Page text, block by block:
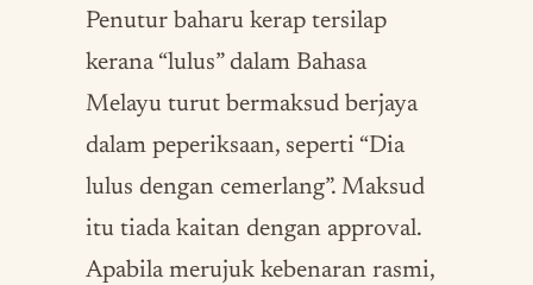
Penutur baharu kerap tersilap
kerana “lulus” dalam Bahasa
Melayu turut bermaksud berjaya
dalam peperiksaan, seperti “Dia
lulus dengan cemerlang”. Maksud
itu tiada kaitan dengan approval.
Apabila merujuk kebenaran rasmi,